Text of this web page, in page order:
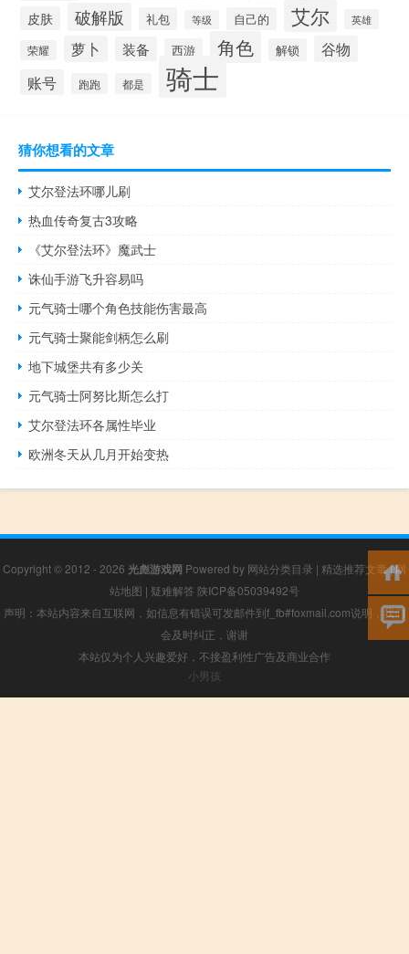
皮肤 破解版 礼包 等级 自己的 艾尔 英雄
荣耀 萝卜 装备 西游 角色 解锁 谷物
账号 跑跑 都是 骑士
猜你想看的文章
艾尔登法环哪儿刷
热血传奇复古3攻略
《艾尔登法环》魔武士
诛仙手游飞升容易吗
元气骑士哪个角色技能伤害最高
元气骑士聚能剑柄怎么刷
地下城堡共有多少关
元气骑士阿努比斯怎么打
艾尔登法环各属性毕业
欧洲冬天从几月开始变热
Copyright © 2012 - 2026 光彪游戏网 Powered by 网站分类目录 | 精选推荐文章|网
站地图 | 疑难解答 陕ICP备05039492号
声明：本站内容来自互联网，如信息有错误可发邮件到f_fb#foxmail.com说明，我们
会及时纠正，谢谢
本站仅为个人兴趣爱好，不接盈利性广告及商业合作
小男孩